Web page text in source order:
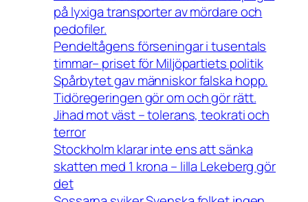
på lyxiga transporter av mördare och
pedofiler.
Pendeltågens förseningar i tusentals
timmar– priset för Miljöpartiets politik
Spårbytet gav människor falska hopp.
Tidöregeringen gör om och gör rätt.
Jihad mot väst – tolerans, teokrati och
terror
Stockholm klarar inte ens att sänka
skatten med 1 krona – lilla Lekeberg gör
det